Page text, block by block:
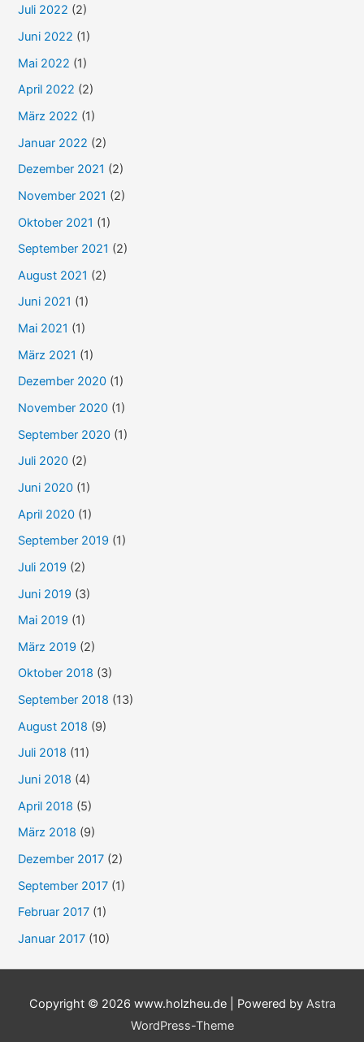
Juli 2022 (2)
Juni 2022 (1)
Mai 2022 (1)
April 2022 (2)
März 2022 (1)
Januar 2022 (2)
Dezember 2021 (2)
November 2021 (2)
Oktober 2021 (1)
September 2021 (2)
August 2021 (2)
Juni 2021 (1)
Mai 2021 (1)
März 2021 (1)
Dezember 2020 (1)
November 2020 (1)
September 2020 (1)
Juli 2020 (2)
Juni 2020 (1)
April 2020 (1)
September 2019 (1)
Juli 2019 (2)
Juni 2019 (3)
Mai 2019 (1)
März 2019 (2)
Oktober 2018 (3)
September 2018 (13)
August 2018 (9)
Juli 2018 (11)
Juni 2018 (4)
April 2018 (5)
März 2018 (9)
Dezember 2017 (2)
September 2017 (1)
Februar 2017 (1)
Januar 2017 (10)
Copyright © 2026 www.holzheu.de| Powered by Astra
WordPress-Theme